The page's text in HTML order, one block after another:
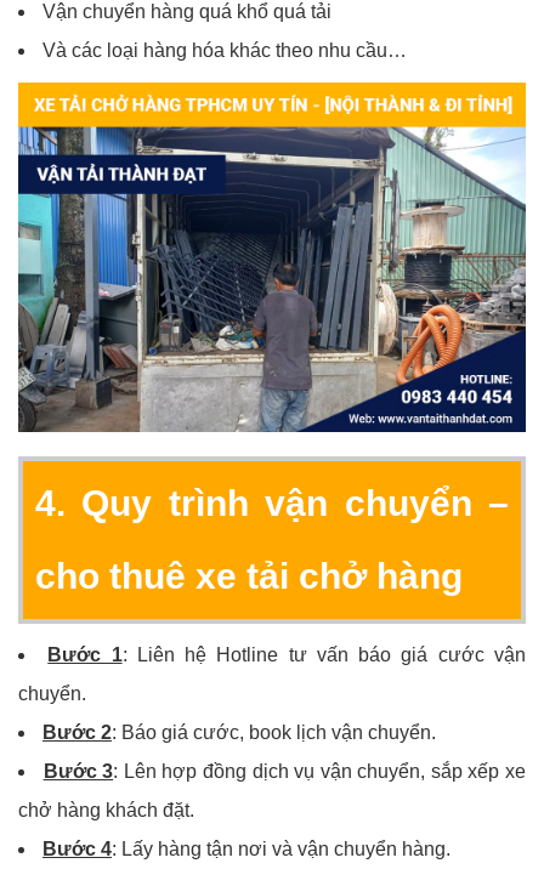
Vận chuyển hàng quá khổ quá tải
Và các loại hàng hóa khác theo nhu cầu…
4. Quy trình vận chuyển –
cho thuê xe tải chở hàng
Bước 1: Liên hệ Hotline tư vấn báo giá cước vận
chuyển.
Bước 2: Báo giá cước, book lịch vận chuyển.
Bước 3: Lên hợp đồng dịch vụ vận chuyển, sắp xếp xe
chở hàng khách đặt.
Bước 4: Lấy hàng tận nơi và vận chuyển hàng.